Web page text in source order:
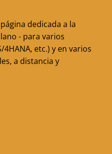
dedicada a la
- para varios
etc.) y en varios
a distancia y